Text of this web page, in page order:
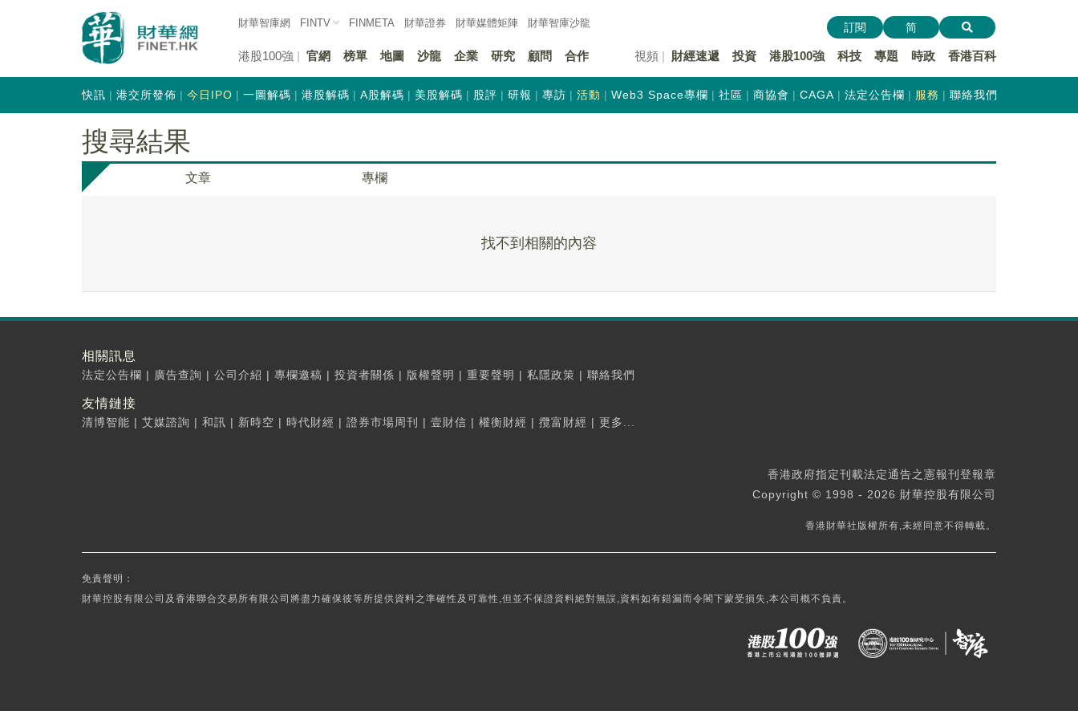
財華智庫網 FINTV FINMETA 財華證券 財華媒體矩陣 財華智庫沙龍
港股100強 官網 榜單 地圖 沙龍 企業 研究 顧問 合作 視頻 財經速遞 投資 港股100強 科技 專題 時政 香港百科
訂閱 简
快訊 港交所發佈 今日IPO 一圖解碼 港股解碼 A股解碼 美股解碼 股評 研報 專訪 活動 Web3 Space專欄 社區 商協會 CAGA 法定公告欄 服務 聯絡我們
搜尋結果
文章 專欄
找不到相關的內容
相關訊息
法定公告欄 | 廣告查詢 | 公司介紹 | 專欄邀稿 | 投資者關係 | 版權聲明 | 重要聲明 | 私隱政策 | 聯絡我們
友情鏈接
清博智能 | 艾媒諮詢 | 和訊 | 新時空 | 時代財經 | 證券市場周刊 | 壹財信 | 權衡財經 | 攬富財經 | 更多...
香港政府指定刊載法定通告之憲報刊登報章
Copyright © 1998 - 2026 財華控股有限公司
香港財華社版權所有,未經同意不得轉載。
免責聲明：
財華控股有限公司及香港聯合交易所有限公司將盡力確保彼等所提供資料之準確性及可靠性,但並不保證資料絕對無誤,資料如有錯漏而令閣下蒙受損失,本公司概不負責。